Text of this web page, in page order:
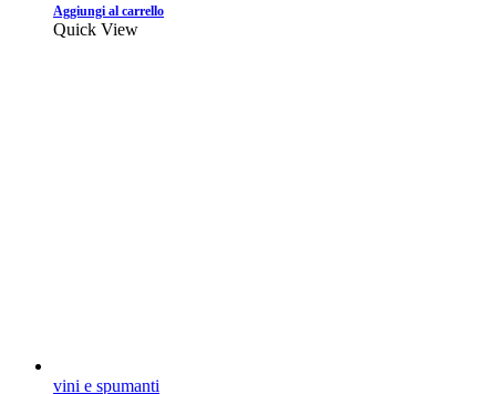
Aggiungi al carrello
Quick View
vini e spumanti